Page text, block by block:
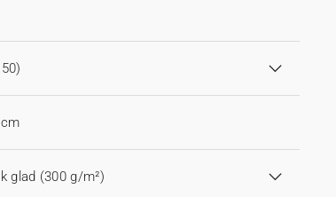
glad (300 g/m²)